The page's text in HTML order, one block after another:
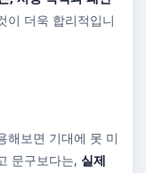
이 더욱 합리적입니
해보면 기대에 못 미
문구보다는, 실제